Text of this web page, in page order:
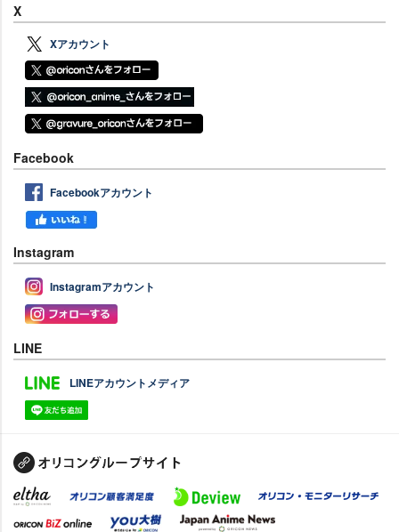
X
Xアカウント
Facebook
Facebookアカウント
Instagram
Instagramアカウント
LINE
LINEアカウントメディア